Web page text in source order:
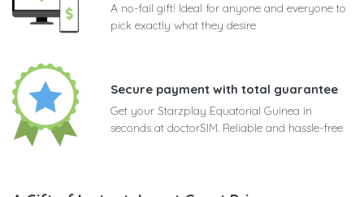
A no-fail gift! Ideal for anyone and everyone to
pick exactly what they desire
Secure payment with total guarantee
Get your Starzplay Equatorial Guinea in
seconds at doctorSIM. Reliable and hassle-free